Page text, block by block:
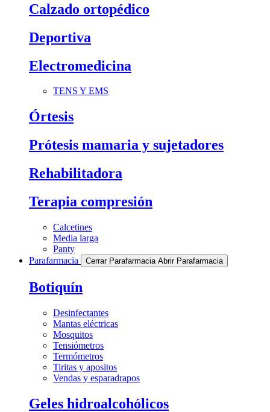
Calzado ortopédico
Deportiva
Electromedicina
TENS Y EMS
Órtesis
Prótesis mamaria y sujetadores
Rehabilitadora
Terapia compresión
Calcetines
Media larga
Panty
Parafarmacia
Cerrar Parafarmacia Abrir Parafarmacia
Botiquín
Desinfectantes
Mantas eléctricas
Mosquitos
Tensiómetros
Termómetros
Tiritas y apositos
Vendas y esparadrapos
Geles hidroalcohólicos